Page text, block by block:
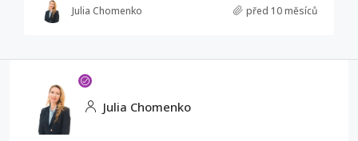
Julia Chomenko před 10 měsíců
Julia Chomenko